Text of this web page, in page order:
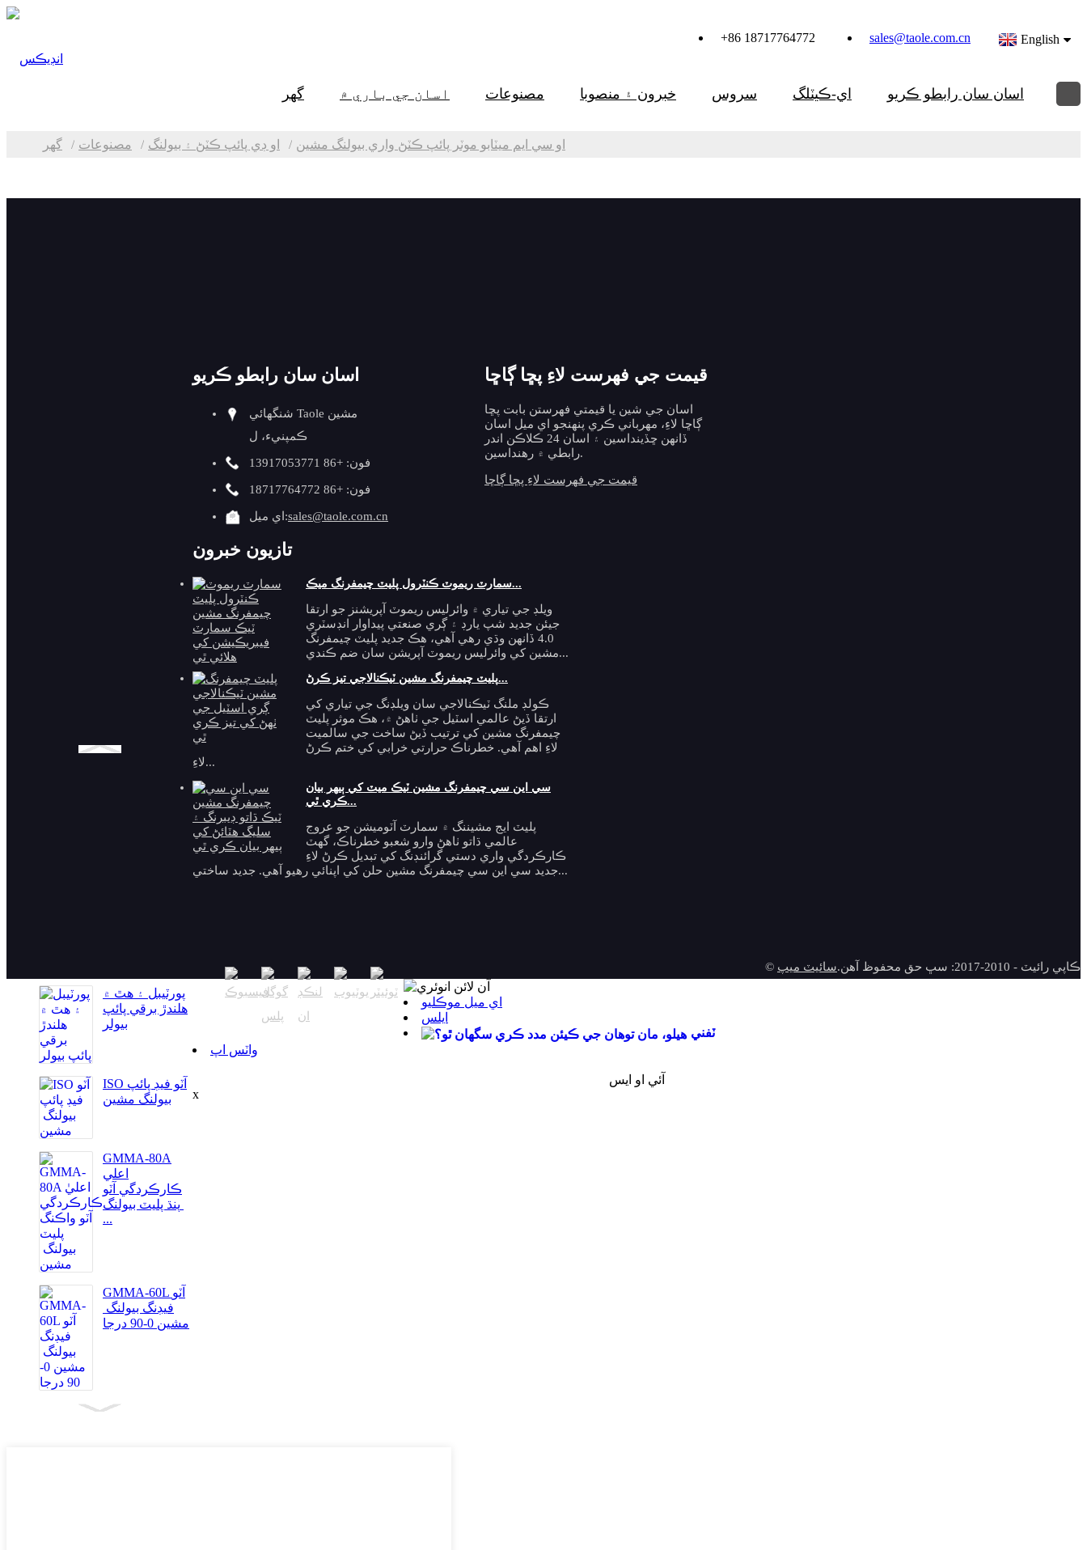
+86 18717764772 sales@taole.com.cn English
گھر اسان جي باري ۾ مصنوعات خبرون ۽ منصوبا سروس اي-ڪيٽلگ اسان سان رابطو ڪريو
گھر مصنوعات او ڊي پائپ ڪٽڻ ۽ بيولنگ او سي ايم ميٽابو موٽر پائپ ڪٽڻ واري بيولنگ ​​مشين
پورٽيبل ۽ هٿ ۾
هلندڙ برقي پائپ
بيولر
ISO آٽو فيڊ پائپ
بيولنگ ​​مشين
GMMA-80A
اعلي
ڪارڪردگي آٽو
پنڌ پليٽ بيولنگ ​​
...
GMMA-60L آٽو
فيڊنگ بيولنگ ​​
مشين 0-90 درجا
اسان سان رابطو ڪريو
شنگھائي Taole مشين
ڪمپنيء، ل
فون: +86 13917053771
فون: +86 18717764772
اي ميل:sales@taole.com.cn
قيمت جي فهرست لاءِ پڇا ڳاڇا
اسان جي شين يا قيمتي فهرستن بابت پڇا
ڳاڇا لاءِ، مهرباني ڪري پنهنجو اي ميل اسان
ڏانهن ڇڏينداسين ۽ اسان 24 ڪلاڪن اندر
رابطي ۾ رهنداسين.
قيمت جي فهرست لاءِ پڇا ڳاڇا
تازيون خبرون
سمارٽ ريموٽ ڪنٽرول پليٽ چيمفرنگ ميڪ...
ويلڊ جي تياري ۾ وائرليس ريموٽ آپريشنز جو ارتقا
جيئن جديد شپ يارڊ ۽ ڳري صنعتي پيداوار انڊسٽري
4.0 ڏانهن وڌي رهي آهي، هڪ جديد پليٽ چيمفرنگ
مشين کي وائرليس ريموٽ آپريشن سان ضم ڪندي...
پليٽ چيمفرنگ مشين ٽيڪنالاجي تيز ڪرڻ...
ڪولڊ ملنگ ٽيڪنالاجي سان ويلڊنگ جي تياري کي
ارتقا ڏيڻ عالمي اسٽيل جي ٺاھڻ ۾، هڪ موثر پليٽ
چيمفرنگ مشين کي ترتيب ڏيڻ ساخت جي سالميت
لاءِ اهم آهي. خطرناڪ حرارتي خرابي کي ختم ڪرڻ
لاءِ...
سي اين سي چيمفرنگ مشين ٽيڪ ميٽ کي ٻيهر بيان
ڪري ٿي...
پليٽ ايج مشيننگ ۾ سمارٽ آٽوميشن جو عروج
عالمي ڌاتو ٺاھڻ وارو شعبو خطرناڪ، گھٽ
ڪارڪردگي واري دستي گرائنڊنگ کي تبديل ڪرڻ لاءِ
جديد سي اين سي چيمفرنگ مشين حلن کي اپنائي رهيو آهي. جديد ساختي...
© ڪاپي رائيٽ - 2010-2017: سڀ حق محفوظ آهن. سائيٽ ميپ
اي ميل موڪليو
ايلس
ٽفني
واٽس اپ
آئي او ايس
x